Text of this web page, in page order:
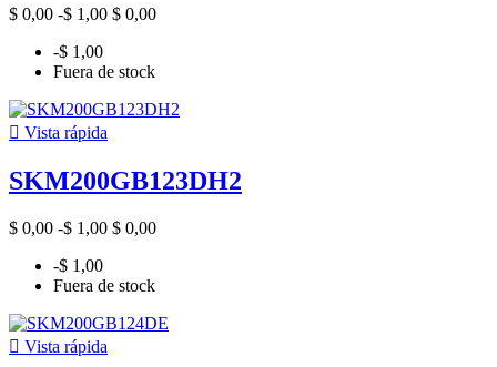
$ 0,00 -$ 1,00 $ 0,00
-$ 1,00
Fuera de stock
 Vista rápida
SKM200GB123DH2
$ 0,00 -$ 1,00 $ 0,00
-$ 1,00
Fuera de stock
 Vista rápida